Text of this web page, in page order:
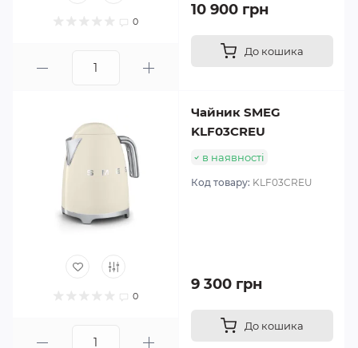
0
10 900 грн
До кошика
0
Чайник SMEG
KLF03CREU
в наявності
Код товару: KLF03CREU
9 300 грн
До кошика